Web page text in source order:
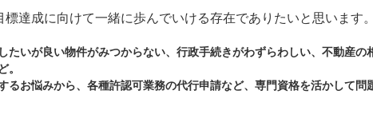
標達成に向けて一緒に歩んでいける存在でありたいと思います。
たいが良い物件がみつからない、行政手続きがわずらわしい、不動産の
。
るお悩みから、各種許認可業務の代行申請など、専門資格を活かして問